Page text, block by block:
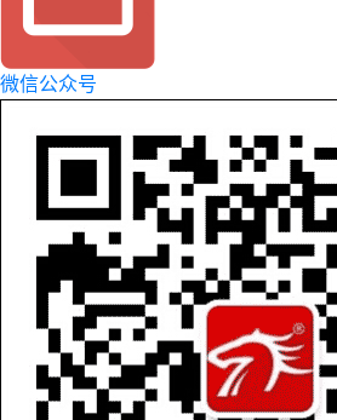
微信公众号